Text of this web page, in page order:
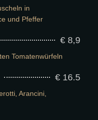
in
und Pfeffer
€ 8,9
Tomatenwürfeln
€ 16.5
Arancini,